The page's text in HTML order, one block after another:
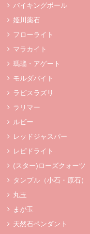
バイキングボール
姫川薬石
フローライト
マラカイト
瑪瑙・アゲート
モルダバイト
ラピスラズリ
ラリマー
ルビー
レッドジャスパー
レピドライト
(スター)ローズクォーツ
タンブル（小石・原石）
丸玉
まが玉
天然石ペンダント